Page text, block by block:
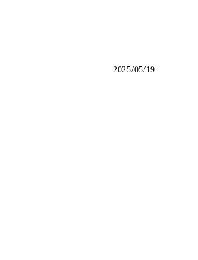
2025/05/19